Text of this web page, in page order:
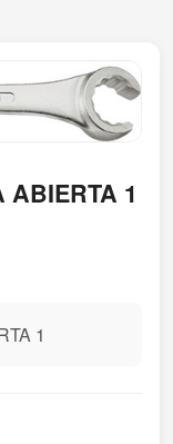
ABIERTA 1
1